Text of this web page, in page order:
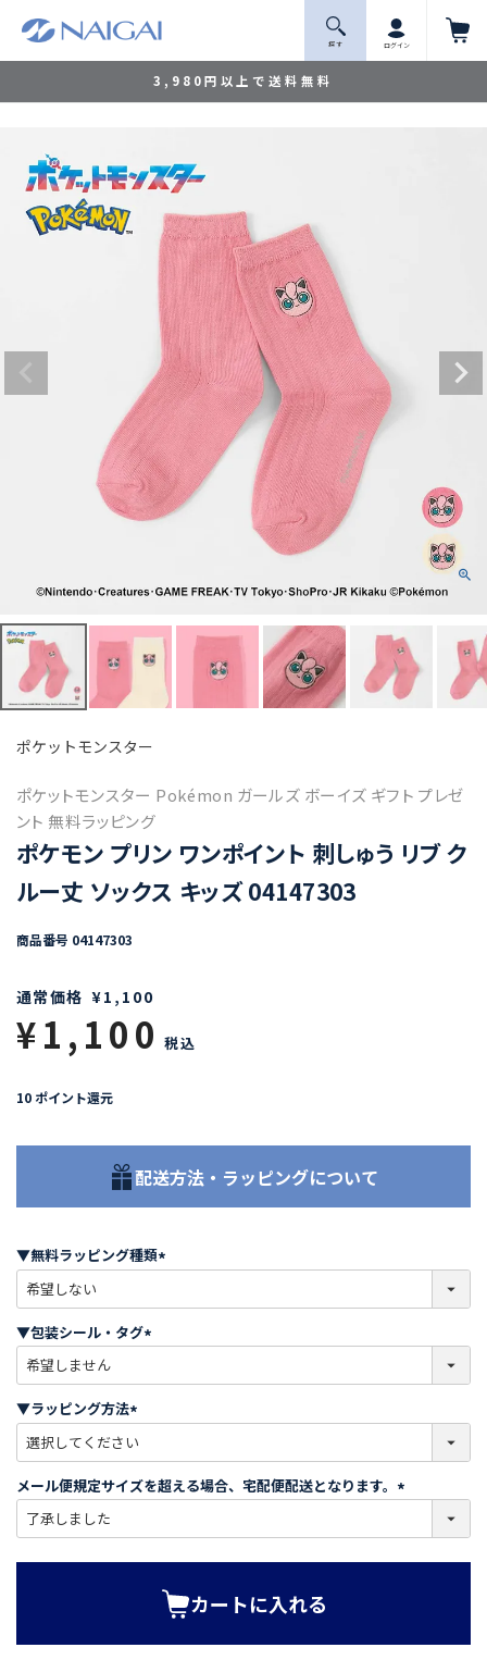
3,980円以上で送料無料
探 す ログイン
ポケットモンスター
ポケットモンスター Pokémon ガールズ ボーイズ ギフト プレゼ
ント 無料ラッピング
ポケモン プリン ワンポイント 刺しゅう リブ ク
ルー丈 ソックス キッズ 04147303
商品番号 04147303
通常価格 ¥1,100
¥1,100 税込
10 ポイント還元
配送方法・ラッピングについて
▼無料ラッピング種類
必
)
▼包装シール・タグ
必
)
▼ラッピング方法
必
須
)
メール便規定サイズを超える場合、宅配便配送となります。
必
カートに入れる